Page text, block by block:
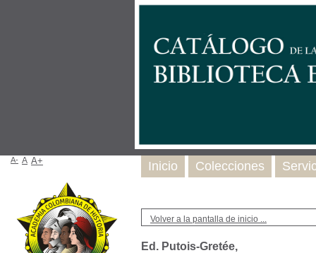
Volver a la pantalla de inicio ...
Ed. Putois-Gretée,
Inicio Colecciones
A- A A+